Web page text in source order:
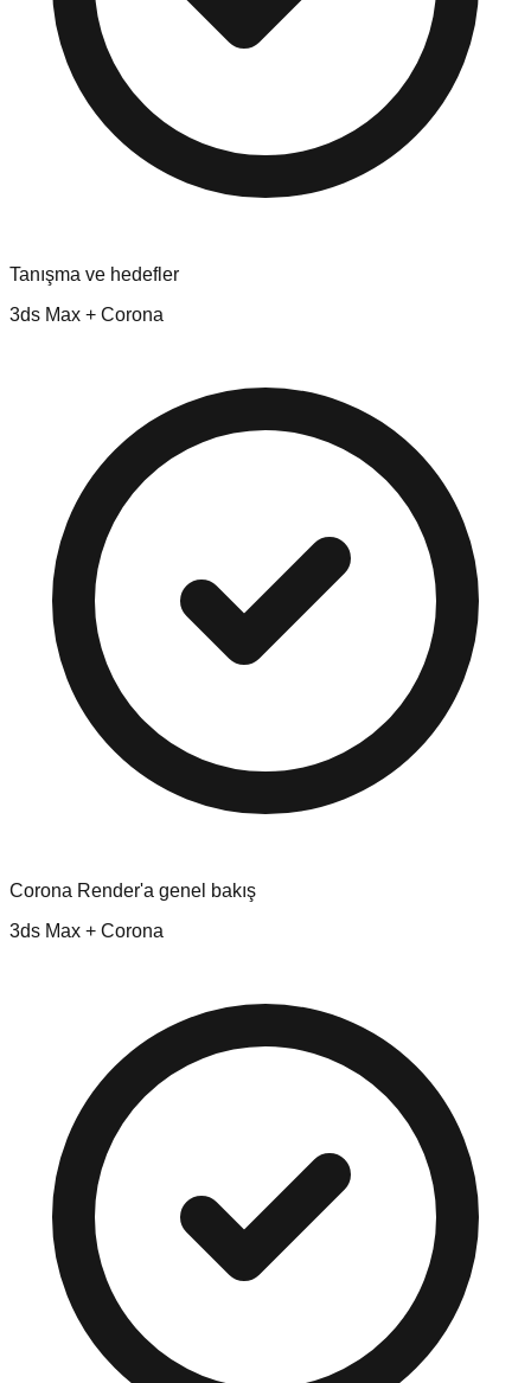
Tanışma ve hedefler
3ds Max + Corona
Corona Render'a genel bakış
3ds Max + Corona